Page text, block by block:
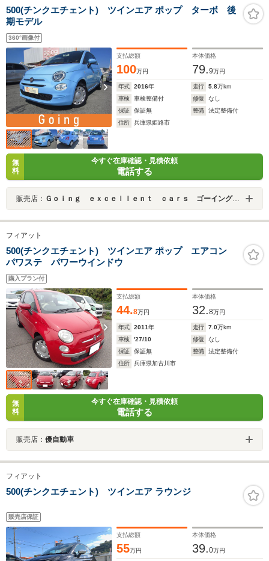
500(チンクエチェント) ツインエア ポップ ターボ 後
期モデル
360°画像付
支払総額
100万円
本体価格
79.9万円
年式 2016年 走行 5.8万km
車検
車検整備付 修復
なし
保証
保証無 整備
法定整備付
住所
兵庫県姫路市
無
料
今すぐ在庫確認・見積依頼
電話する
販売店： Ｇｏｉｎｇ ｅｘｃｅｌｌｅｎｔ ｃａｒｓ ゴーイング エクセレント カーズ
フィアット
500(チンクエチェント) ツインエア ポップ エアコン
パワステ パワーウインドウ
購入プラン付
支払総額
44.8万円
本体価格
32.8万円
年式 2011年 走行 7.0万km
車検
'27/10 修復
なし
保証
保証無 整備
法定整備付
住所
兵庫県加古川市
無
料
今すぐ在庫確認・見積依頼
電話する
販売店： 優自動車
フィアット
500(チンクエチェント) ツインエア ラウンジ
販売店保証
支払総額
55万円
本体価格
39.0万円